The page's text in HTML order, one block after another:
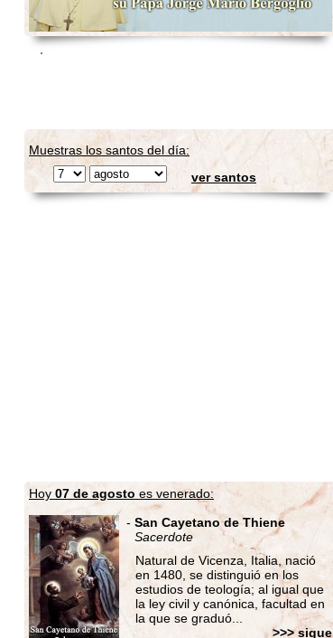
Muestras los santos del día:
ver santos
Hoy 07 de agosto es venerado:
- San Cayetano de Thiene
Sacerdote
Natural de Vicenza, Italia, nació
en 1480, se distinguió en los
estudios de teología; al igual que
la ley civil y canónica, facultad en
la que se graduó...
>>> sigue